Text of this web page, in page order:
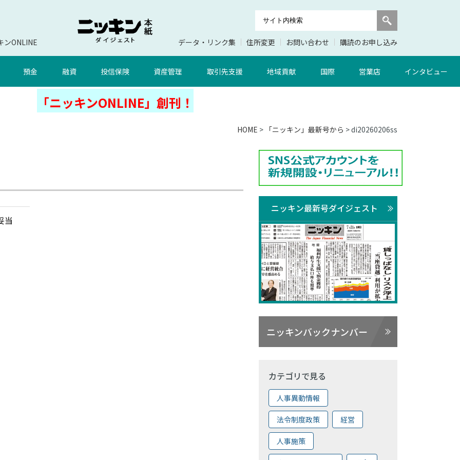
ンONLINE データ・リンク集 住所変更 お問い合わせ 購読のお申し込み
預金 融資 投信保険 資産管理 取引先支援 地域貢献 国際 営業店 インタビュー
「ニッキンONLINE」創刊！
HOME > 「ニッキン」最新号から > di20260206ss
当
ニッキン最新号ダイジェスト
ニッキンバックナンバー
カテゴリで見る
人事異動情報
法令制度政策 経営
人事施策